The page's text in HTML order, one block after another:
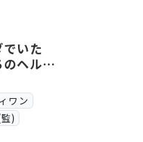
いた
ヘルス
ワン
)